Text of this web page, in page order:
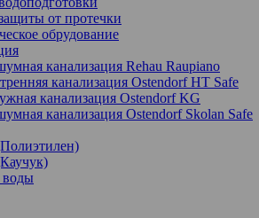
от протечки
обрудование
канализация Rehau Raupiano
канализация Ostendorf HT Safe
канализация Ostendorf KG
канализация Ostendorf Skolan Safe
воды